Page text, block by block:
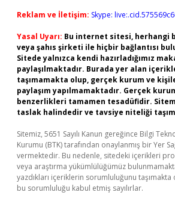
Reklam ve İletişim: Skype:
Yasal Uyarı: Bu internet sitesi, herhangi
veya şahıs şirketi ile hiçbir bağlantısı
Sitede yalnızca kendi hazırladığımız
paylaşılmaktadır. Burada yer alan
taşımamakta olup, gerçek kurum ve
paylaşım yapılmamaktadır. Gerçek
benzerlikleri tamamen tesadüfidir.
taslak halindedir ve tavsiye niteliği
Sitemiz, 5651 Sayılı Kanun gereğince Bilgi
Kurumu (BTK) tarafından onaylanmış bir Yer
vermektedir. Bu nedenle, sitedeki içerikleri
veya araştırma yükümlülüğümüz
yazdıkları içeriklerin sorumluluğunu
bu sorumluluğu kabul etmiş sayılırlar.